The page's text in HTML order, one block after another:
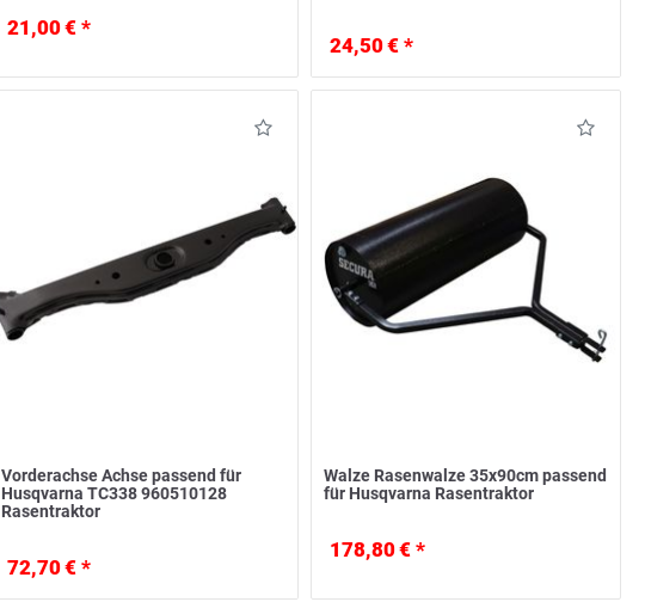
21,00 € *
24,50 € *
Vorderachse Achse passend für
Husqvarna TC338 960510128
Rasentraktor
72,70 € *
Walze Rasenwalze 35x90cm passend
für Husqvarna Rasentraktor
178,80 € *